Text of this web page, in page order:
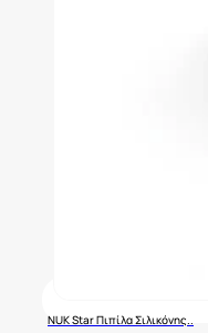
NUK Star Πιπίλα Σιλικόνης..